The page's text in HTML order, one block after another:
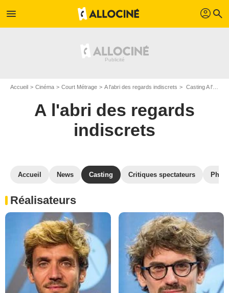
menu profil search
Accueil Cinéma Court Métrage A l'abri des regards indiscrets Casting A l'abri des regards indiscrets
A l'abri des regards
indiscrets
Accueil News Casting Critiques spectateurs
Réalisateurs